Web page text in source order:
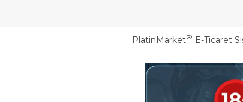
PlatinMarket® E-Ticaret